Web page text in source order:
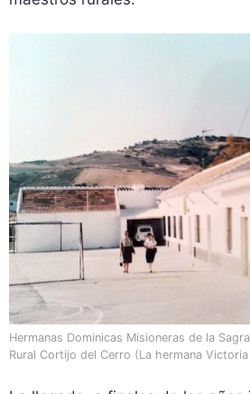
Hermanas Dominicas Misioneras de la
Rural Cortijo del Cerro (La hermana Victoria